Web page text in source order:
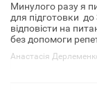
Минулого разу я
для підготовки
відповісти на
без допомоги
Анастасія